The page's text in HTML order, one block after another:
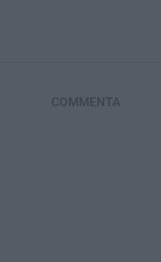
COMMENTA